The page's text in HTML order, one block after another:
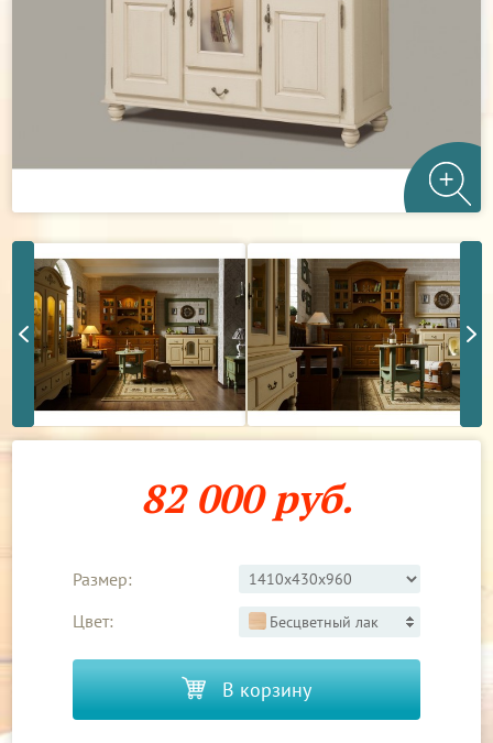
82 000 руб.
Размер:
Цвет:
Бесцветный лак
В корзину